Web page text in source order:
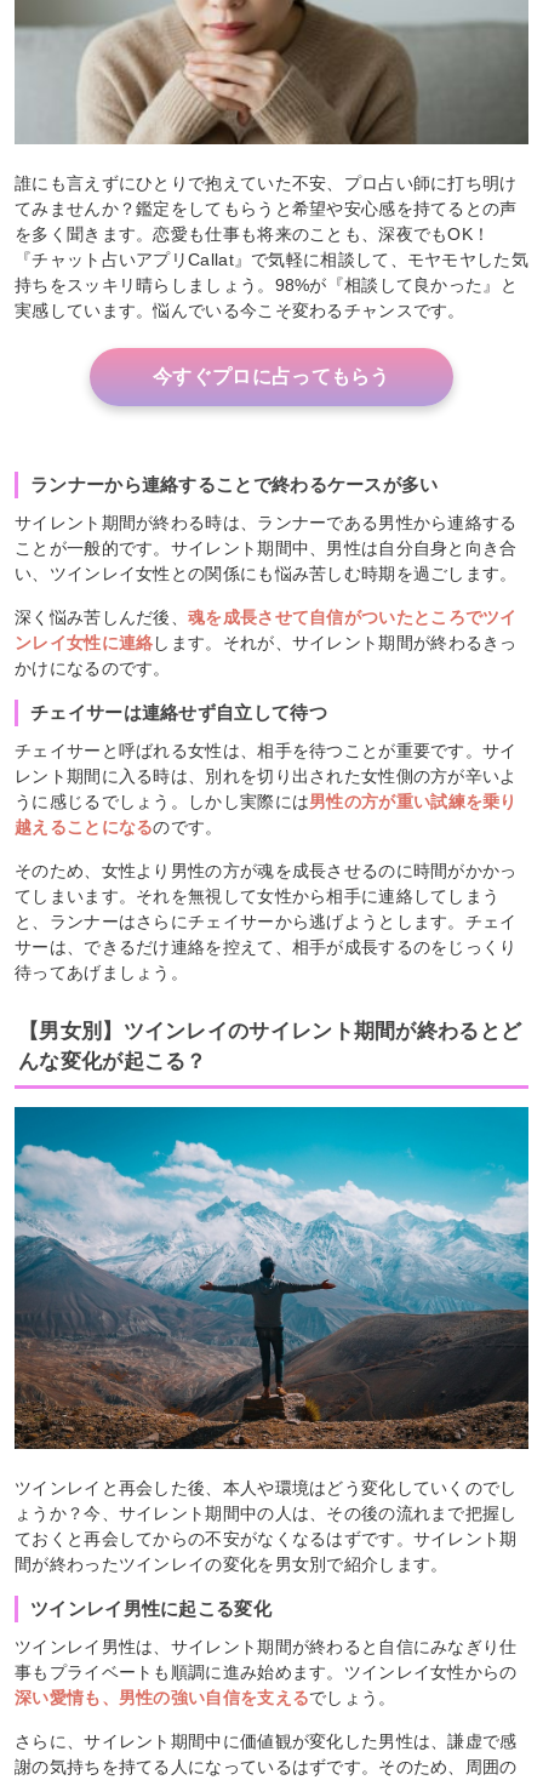
誰にも言えずにひとりで抱えていた不安、プロ占い師に打ち明け
てみませんか？鑑定をしてもらうと希望や安心感を持てるとの声
を多く聞きます。恋愛も仕事も将来のことも、深夜でもOK！
『チャット占いアプリCallat』で気軽に相談して、モヤモヤした気
持ちをスッキリ晴らしましょう。98%が『相談して良かった』と
実感しています。悩んでいる今こそ変わるチャンスです。
今すぐプロに占ってもらう
ランナーから連絡することで終わるケースが多い
サイレント期間が終わる時は、ランナーである男性から連絡する
ことが一般的です。サイレント期間中、男性は自分自身と向き合
い、ツインレイ女性との関係にも悩み苦しむ時期を過ごします。
深く悩み苦しんだ後、 魂を成長させて自信がついたところでツイ
ンレイ女性に連絡します。それが、サイレント期間が終わるきっ
かけになるのです。
チェイサーは連絡せず自立して待つ
チェイサーと呼ばれる女性は、相手を待つことが重要です。サイ
レント期間に入る時は、別れを切り出された女性側の方が辛いよ
うに感じるでしょう。しかし実際には男性の方が重い試練を乗り
越えることになるのです。
そのため、女性より男性の方が魂を成長させるのに時間がかかっ
てしまいます。それを無視して女性から相手に連絡してしまう
と、ランナーはさらにチェイサーから逃げようとします。チェイ
サーは、できるだけ連絡を控えて、相手が成長するのをじっくり
待ってあげましょう。
【男女別】ツインレイのサイレント期間が終わるとど
んな変化が起こる？
ツインレイと再会した後、本人や環境はどう変化していくのでし
ょうか？今、サイレント期間中の人は、その後の流れまで把握し
ておくと再会してからの不安がなくなるはずです。サイレント期
間が終わったツインレイの変化を男女別で紹介します。
ツインレイ男性に起こる変化
ツインレイ男性は、サイレント期間が終わると自信にみなぎり仕
事もプライベートも順調に進み始めます。ツインレイ女性からの
深い愛情も、男性の強い自信を支えるでしょう。
さらに、サイレント期間中に価値観が変化した男性は、謙虚で感
謝の気持ちを持てる人になっているはずです。そのため、周囲の